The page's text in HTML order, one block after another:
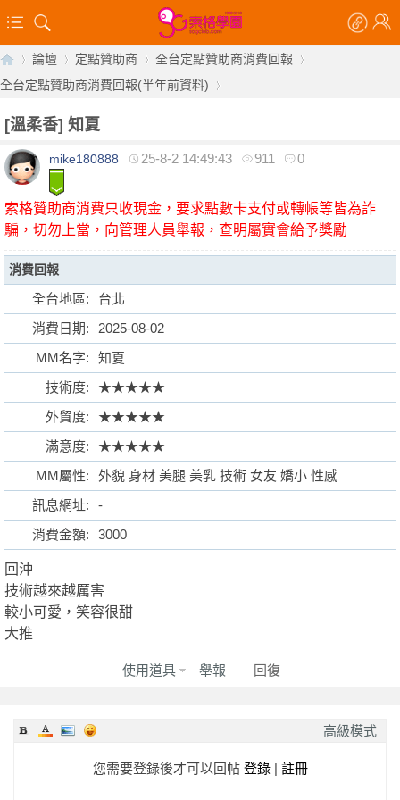
【
索
格
»
論壇
›
定點贊助商 全台定點贊助商消費回報
全台定點贊助商消費回報(半年前資料)
›
[溫柔香] 知夏
mike180888 25-8-2 14:49:43 911 0
索格贊助商消費只收現金，要求點數卡支付或轉帳等皆為詐
騙，切勿上當，向管理人員舉報，查明屬實會給予獎勵
消費回報
全台地區:
台北
消費日期:
2025-08-02
MM名字:
知夏
技術度:
★★★★★
外貿度:
★★★★★
滿意度:
★★★★★
MM屬性:
外貌 身材 美腿 美乳 技術 女友 嬌小 性感
訊息網址:
-
消費金額:
3000
回沖
技術越來越厲害
較小可愛，笑容很甜
大推
回復
使用道具 舉報
高級模式
您需要登錄後才可以回帖 登錄| 註冊